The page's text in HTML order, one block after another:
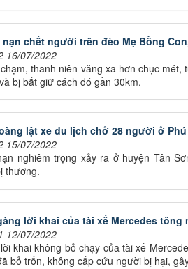
nạn chết người trên đèo Mẹ Bồng
16/07/2022
thanh niên văng xa hơn chục
bị bắt giữ cách đó gần 30km.
lật xe du lịch chở 28 người ở
15/07/2022
nghiêm trọng xảy ra ở huyện Tân
thương.
lời khai của tài xế Mercedes
12/07/2022
khai không bỏ chạy của tài xế
bỏ trốn, không cấp cứu người bị hại,